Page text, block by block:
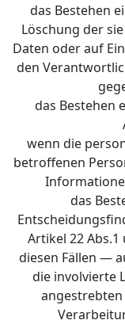
das Bestehen
Löschung der
Daten oder auf
den
das Bestehen
wenn die
betroffenen
das
Artikel 22
diesen Fällen —
die involvierte